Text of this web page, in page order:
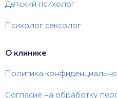
Детский психолог
Психолог сексолог
О клинике
Политика
Согласие на обработку